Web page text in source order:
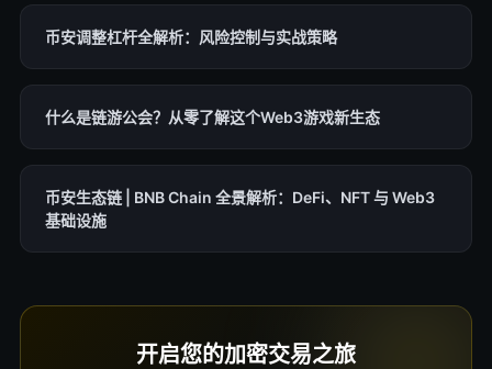
币安调整杠杆全解析：风险控制与实战策略
什么是链游公会？从零了解这个Web3游戏新生态
币安生态链 | BNB Chain 全景解析：DeFi、NFT 与 Web3
基础设施
开启您的加密交易之旅